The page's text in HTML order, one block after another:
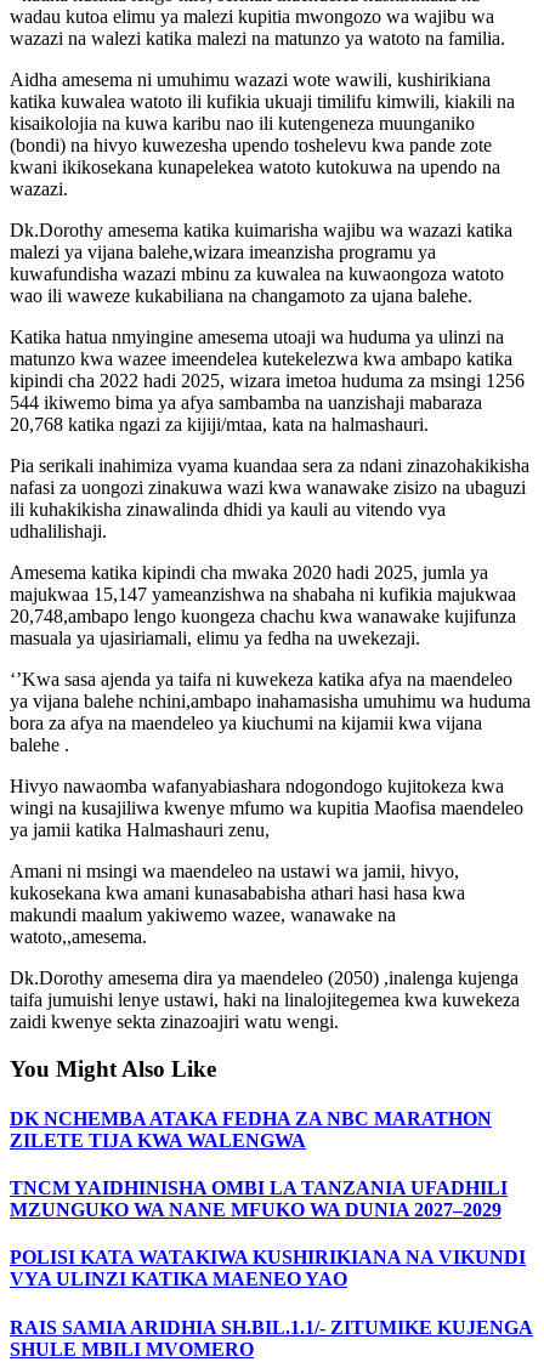
wadau kutoa elimu ya malezi kupitia mwongozo wa wajibu wa
wazazi na walezi katika malezi na matunzo ya watoto na familia.
Aidha amesema ni umuhimu wazazi wote wawili, kushirikiana
katika kuwalea watoto ili kufikia ukuaji timilifu kimwili, kiakili na
kisaikolojia na kuwa karibu nao ili kutengeneza muunganiko
(bondi) na hivyo kuwezesha upendo toshelevu kwa pande zote
kwani ikikosekana kunapelekea watoto kutokuwa na upendo na
wazazi.
Dk.Dorothy amesema katika kuimarisha wajibu wa wazazi katika
malezi ya vijana balehe,wizara imeanzisha programu ya
kuwafundisha wazazi mbinu za kuwalea na kuwaongoza watoto
wao ili waweze kukabiliana na changamoto za ujana balehe.
Katika hatua nmyingine amesema utoaji wa huduma ya ulinzi na
matunzo kwa wazee imeendelea kutekelezwa kwa ambapo katika
kipindi cha 2022 hadi 2025, wizara imetoa huduma za msingi 1256
544 ikiwemo bima ya afya sambamba na uanzishaji mabaraza
20,768 katika ngazi za kijiji/mtaa, kata na halmashauri.
Pia serikali inahimiza vyama kuandaa sera za ndani zinazohakikisha
nafasi za uongozi zinakuwa wazi kwa wanawake zisizo na ubaguzi
ili kuhakikisha zinawalinda dhidi ya kauli au vitendo vya
udhalilishaji.
Amesema katika kipindi cha mwaka 2020 hadi 2025, jumla ya
majukwaa 15,147 yameanzishwa na shabaha ni kufikia majukwaa
20,748,ambapo lengo kuongeza chachu kwa wanawake kujifunza
masuala ya ujasiriamali, elimu ya fedha na uwekezaji.
‘’Kwa sasa ajenda ya taifa ni kuwekeza katika afya na maendeleo
ya vijana balehe nchini,ambapo inahamasisha umuhimu wa huduma
bora za afya na maendeleo ya kiuchumi na kijamii kwa vijana
balehe .
Hivyo nawaomba wafanyabiashara ndogondogo kujitokeza kwa
wingi na kusajiliwa kwenye mfumo wa kupitia Maofisa maendeleo
ya jamii katika Halmashauri zenu,
Amani ni msingi wa maendeleo na ustawi wa jamii, hivyo,
kukosekana kwa amani kunasababisha athari hasi hasa kwa
makundi maalum yakiwemo wazee, wanawake na
watoto,,amesema.
Dk.Dorothy amesema dira ya maendeleo (2050) ,inalenga kujenga
taifa jumuishi lenye ustawi, haki na linalojitegemea kwa kuwekeza
zaidi kwenye sekta zinazoajiri watu wengi.
You Might Also Like
DK NCHEMBA ATAKA FEDHA ZA NBC MARATHON
ZILETE TIJA KWA WALENGWA
TNCM YAIDHINISHA OMBI LA TANZANIA UFADHILI
MZUNGUKO WA NANE MFUKO WA DUNIA 2027–2029
POLISI KATA WATAKIWA KUSHIRIKIANA NA VIKUNDI
VYA ULINZI KATIKA MAENEO YAO
RAIS SAMIA ARIDHIA SH.BIL.1.1/- ZITUMIKE KUJENGA
SHULE MBILI MVOMERO